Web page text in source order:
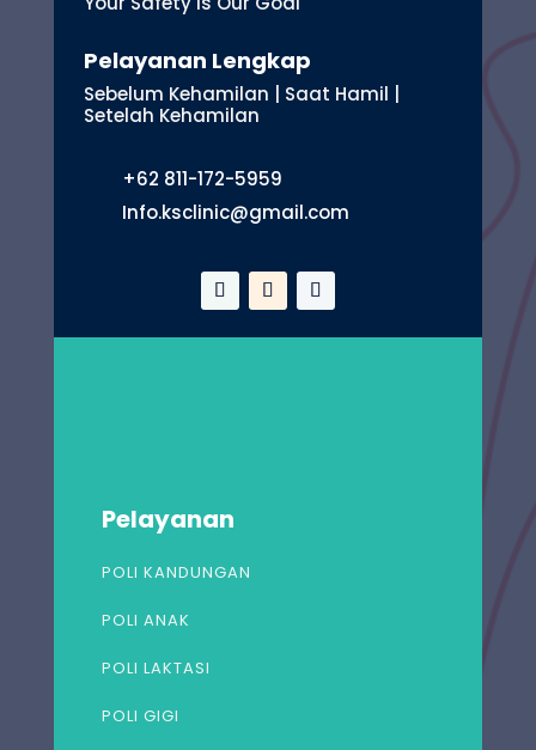
Pelayanan Lengkap
Sebelum Kehamilan | Saat Hamil |
Setelah Kehamilan
+62 811-172-5959
Info.ksclinic@gmail.com
Pelayanan
POLI KANDUNGAN
POLI ANAK
POLI LAKTASI
POLI GIGI